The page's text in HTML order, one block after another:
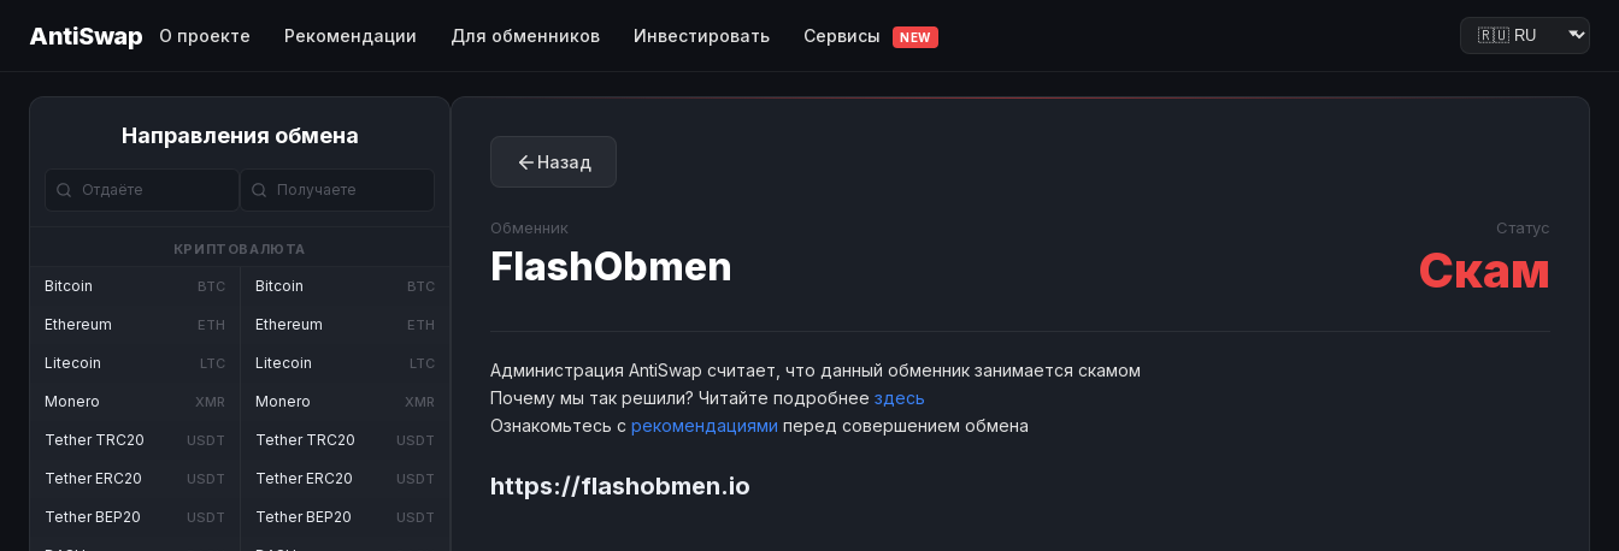
AntiSwap О проекте Рекомендации Для обменников Инвестировать Сервисы NEW
Направления обмена
КРИПТОВАЛЮТА
Bitcoin BTC
Ethereum ETH
Litecoin LTC
Monero XMR
Tether TRC20 USDT
Tether ERC20 USDT
Tether BEP20 USDT
Bitcoin BTC
Ethereum ETH
Litecoin LTC
Monero XMR
Tether TRC20 USDT
Tether ERC20 USDT
Tether BEP20 USDT
Назад
Обменник
FlashObmen
Статус
Скам
Администрация AntiSwap считает, что данный обменник занимается скамом
Почему мы так решили? Читайте подробнее здесь
Ознакомьтесь с рекомендациями перед совершением обмена
https://flashobmen.io